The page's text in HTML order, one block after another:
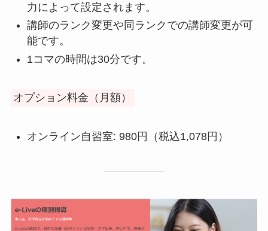
力によって設定されます。
講師のランク変更や同ランクでの講師変更が可
能です。
1コマの時間は30分です。
オプション料金（月額）
オンライン自習室: 980円（税込1,078円）